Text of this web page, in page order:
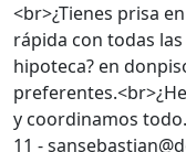
<br>¿Tienes prisa
rápida con todas
hipoteca? en
y coordinamos
11 -